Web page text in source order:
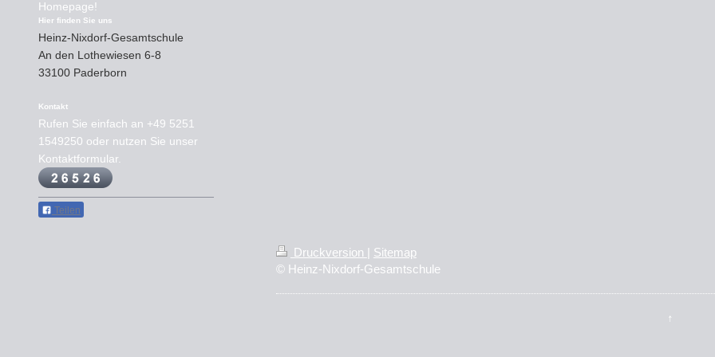
Homepage!
Hier finden Sie uns
Heinz-Nixdorf-Gesamtschule
An den Lothewiesen 6-8
33100 Paderborn
Kontakt
Rufen Sie einfach an +49 5251
1549250 oder nutzen Sie unser
Kontaktformular.
Teilen
Druckversion | Sitemap
© Heinz-Nixdorf-Gesamtschule
↑